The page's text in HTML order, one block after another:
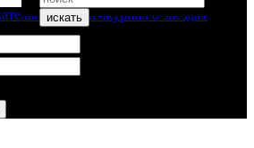
искать